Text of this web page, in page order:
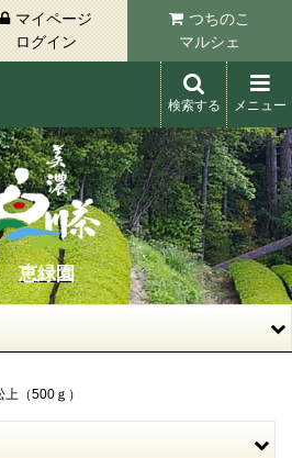
マイページ
ログイン
つちのこ
マルシェ
検索する メニュー
恵緑園
上（500ｇ）